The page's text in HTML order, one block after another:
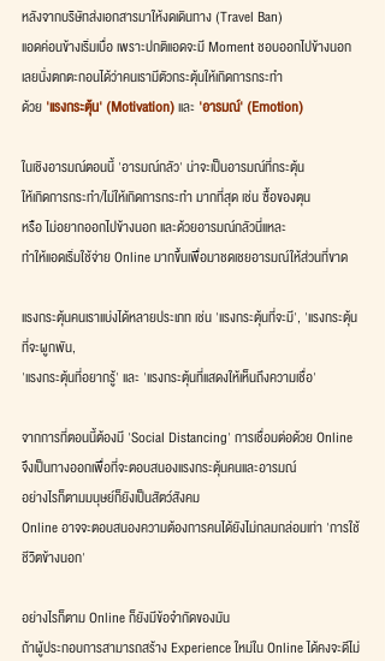
หลังจากบริษัทส่งเอกสารมาให้งดเดินทาง (Travel Ban)
แอดค่อนข้างเริ่มเบื่อ เพราะปกติแอดจะมี Moment ชอบออกไปข้างนอก
เลยนั่งตกตะกอนได้ว่าคนเรามีตัวกระตุ้นให้เกิดการกระทำ
ด้วย 'แรงกระตุ้น' (Motivation) และ 'อารมณ์' (Emotion)
ในเชิงอารมณ์ตอนนี้ 'อารมณ์กลัว' น่าจะเป็นอารมณ์ที่กระตุ้น
ให้เกิดการกระทำ/ไม่ให้เกิดการกระทำ มากที่สุด เช่น ซื้อของตุน
หรือ ไม่อยากออกไปข้างนอก และด้วยอารมณ์กลัวนี่แหละ
ทำให้แอดเริ่มใช้จ่าย Online มากขึ้นเพื่อมาชดเชยอารมณ์ให้ส่วนที่ขาด
แรงกระตุ้นคนเราแบ่งได้หลายประเภท เช่น 'แรงกระตุ้นที่จะมี', 'แรงกระตุ้น
ที่จะผูกพัน,
'แรงกระตุ้นที่อยากรู้' และ 'แรงกระตุ้นที่แสดงให้เห็นถึงความเชื่อ'
จากการที่ตอนนี้ต้องมี 'Social Distancing' การเชื่อมต่อด้วย Online
จึงเป็นทางออกเพื่อที่จะตอบสนองแรงกระตุ้นคนและอารมณ์
อย่างไรก็ตามมนุษย์ก็ยังเป็นสัตว์สังคม
Online อาจจะตอบสนองความต้องการคนได้ยังไม่กลมกล่อมเท่า 'การใช้
ชีวิตข้างนอก'
อย่างไรก็ตาม Online ก็ยังมีข้อจำกัดของมัน
ถ้าผู้ประกอบการสามารถสร้าง Experience ใหม่ใน Online ได้คงจะดีไม่